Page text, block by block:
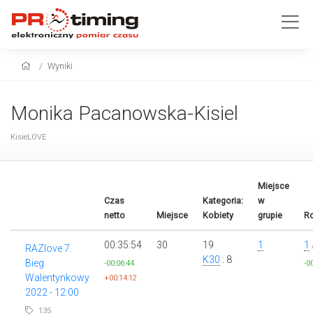
Wyniki
Monika Pacanowska-Kisiel
KisieLOVE
Czas
netto
Miejsce
Kategoria:
Kobiety
Miejsce
w
grupie
RAZlove 7.
Bieg
Walentynkowy
2022 - 12:00
135
00:35:54
-00:06:44
+00:14:12
30
19
K30 : 8
1 1
-